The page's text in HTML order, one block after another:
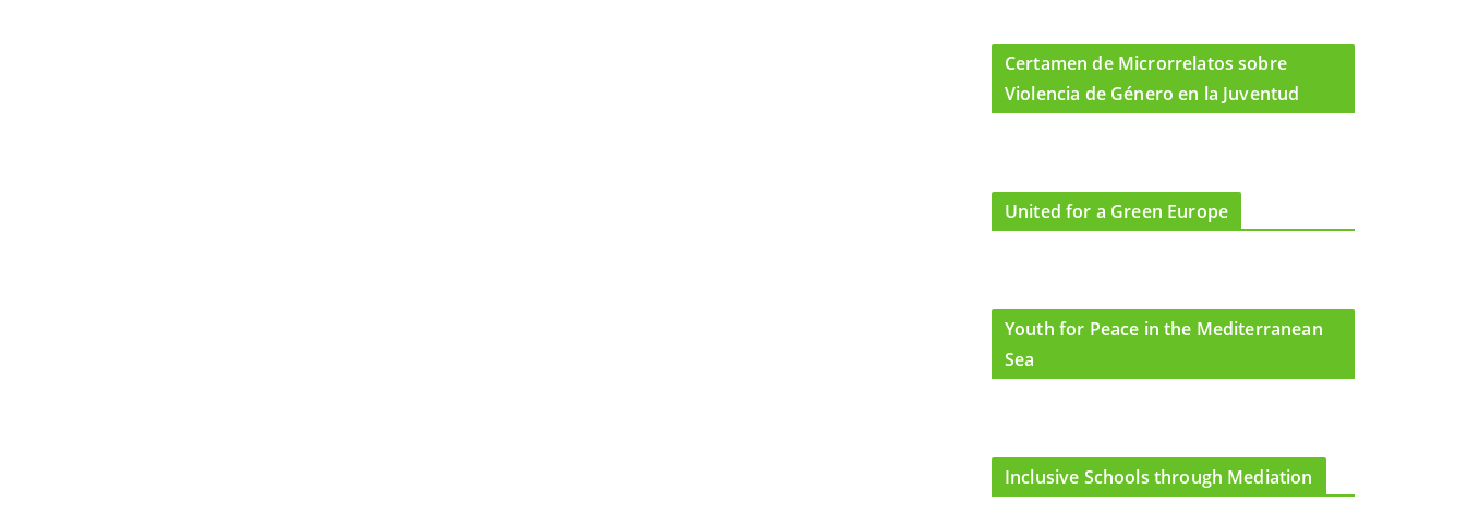
Certamen de Microrrelatos sobre
Violencia de Género en la Juventud
United for a Green Europe
Youth for Peace in the Mediterranean
Sea
Inclusive Schools through Mediation